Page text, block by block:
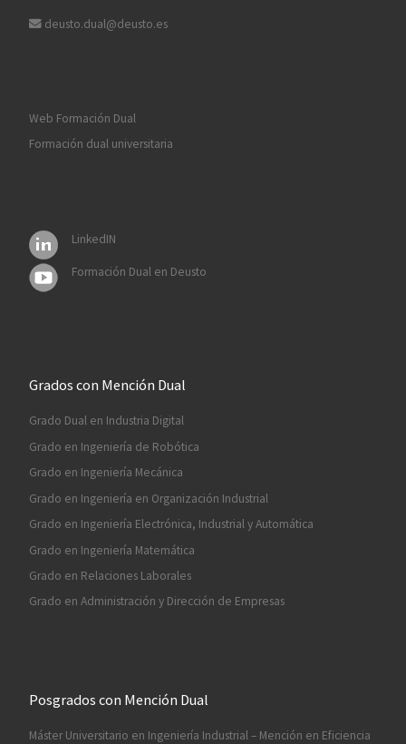
deusto.dual@deusto.es
Web Formación Dual
Formación dual universitaria
LinkedIN
Formación Dual en Deusto
Grados con Mención Dual
Grado Dual en Industria Digital
Grado en Ingeniería de Robótica
Grado en Ingeniería Mecánica
Grado en Ingeniería en Organización Industrial
Grado en Ingeniería Electrónica, Industrial y Automática
Grado en Ingeniería Matemática
Grado en Relaciones Laborales
Grado en Administración y Dirección de Empresas
Posgrados con Mención Dual
Máster Universitario en Ingeniería Industrial – Mención en Eficiencia